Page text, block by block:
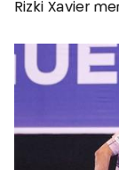
Rizki Xavier